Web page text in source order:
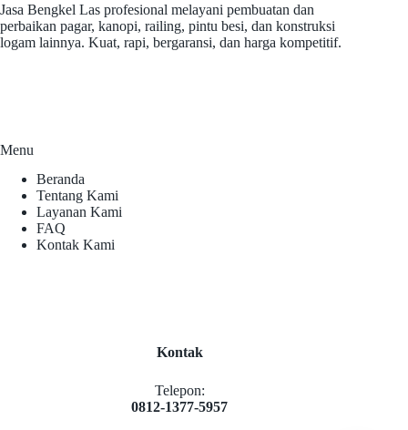
Jasa Bengkel Las profesional melayani pembuatan dan
perbaikan pagar, kanopi, railing, pintu besi, dan konstruksi
logam lainnya. Kuat, rapi, bergaransi, dan harga kompetitif.
Menu
Beranda
Tentang Kami
Layanan Kami
FAQ
Kontak Kami
Kontak
Telepon:
0812-1377-5957